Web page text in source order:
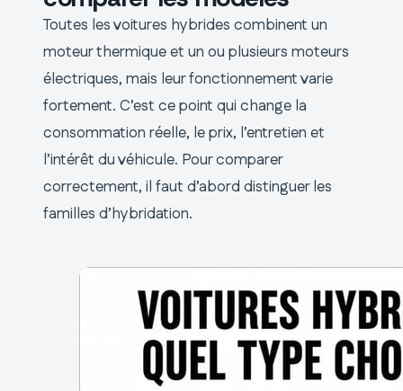
Toutes les voitures hybrides combinent un
moteur thermique et un ou plusieurs moteurs
électriques, mais leur fonctionnement varie
fortement. C’est ce point qui change la
consommation réelle, le prix, l’entretien et
l’intérêt du véhicule. Pour comparer
correctement, il faut d’abord distinguer les
familles d’hybridation.